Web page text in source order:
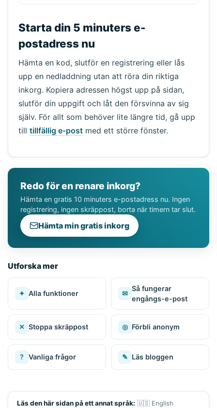
Starta din 5 minuters e-
postadress nu
Hämta en kod, slutför en registrering eller lås
upp en nedladdning utan att röra din riktiga
inkorg. Kopiera adressen högst upp på sidan,
slutför din uppgift och låt den försvinna av sig
själv. För allt som behöver lite längre tid, gå upp
till tillfällig e-postmed ett större fönster.
Redo för en renare inkorg?
Hämta en gratis 10 minuters e-postadress nu. Ingen
registrering, ingen skräppost, borta när timern tar slut.
Hämta min gratis inkorg
Utforska mer
✦ Alla funktioner ✉
Så fungerar
engångs-e-post
✕ Stoppa skräppost ◎ Förbli anonym
? Vanliga frågor ✎ Läs bloggen
Läs den här sidan på ett annat språk: 🇺🇸 English